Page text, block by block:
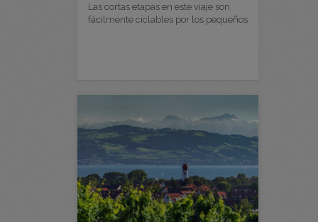
Las cortas etapas en este viaje son
fácilmente ciclables por los pequeños